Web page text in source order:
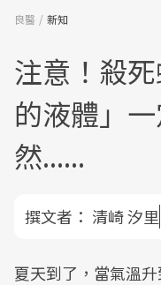
良醫 新知
注意！殺
的液體」
然......
撰文者： 清崎 汐里
夏天到了，當氣溫